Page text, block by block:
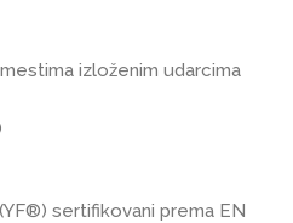
izloženim udarcima
sertifikovani prema EN